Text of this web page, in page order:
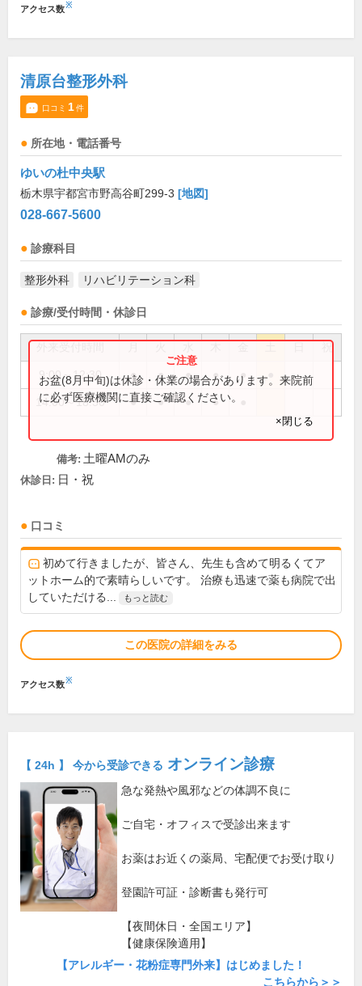
アクセス数※
清原台整形外科
口コミ 1件
所在地・電話番号
ゆいの杜中央駅
栃木県宇都宮市野高谷町299-3 [地図]
028-667-5600
診療科目
整形外科 リハビリテーション科
診療/受付時間・休診日
祝
9:00～12:30 ● ● ● ● ●
14:00～18:30 ● ● ● ●
お盆(8月中旬)は休診・休業の場合があります。来院前
に必ず医療機関に直接ご確認ください。
×閉じる
備考: 土曜AMのみ
休診日: 日・祝
口コミ
初めて行きましたが、皆さん、先生も含めて明るくてア
ットホーム的で素晴らしいです。 治療も迅速で薬も病院で出
していただける...
もっと読む
この医院の詳細をみる
アクセス数※
【 24h 】 今から受診できる オンライン診療
急な発熱や風邪などの体調不良に
ご自宅・オフィスで受診出来ます
お薬はお近くの薬局、宅配便でお受け取り
登園許可証・診断書も発行可
【夜間休日・全国エリア】
【健康保険適用】
【アレルギー・花粉症専門外来】はじめました！
こちらから＞＞